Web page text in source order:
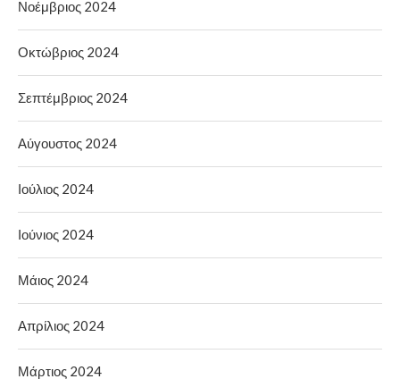
Νοέμβριος 2024
Οκτώβριος 2024
Σεπτέμβριος 2024
Αύγουστος 2024
Ιούλιος 2024
Ιούνιος 2024
Μάιος 2024
Απρίλιος 2024
Μάρτιος 2024